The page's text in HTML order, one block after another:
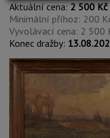
Aktuální cena:2 500 Kč
Minimální příhoz: 200
Vyvolávací cena: 2 500
Konec dražby: